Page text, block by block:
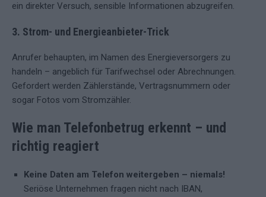
ein direkter Versuch, sensible Informationen abzugreifen.
3. Strom- und Energieanbieter-Trick
Anrufer behaupten, im Namen des Energieversorgers zu
handeln – angeblich für Tarifwechsel oder Abrechnungen.
Gefordert werden Zählerstände, Vertragsnummern oder
sogar Fotos vom Stromzähler.
Wie man Telefonbetrug erkennt – und
richtig reagiert
Keine Daten am Telefon weitergeben – niemals!
Seriöse Unternehmen fragen nicht nach IBAN,